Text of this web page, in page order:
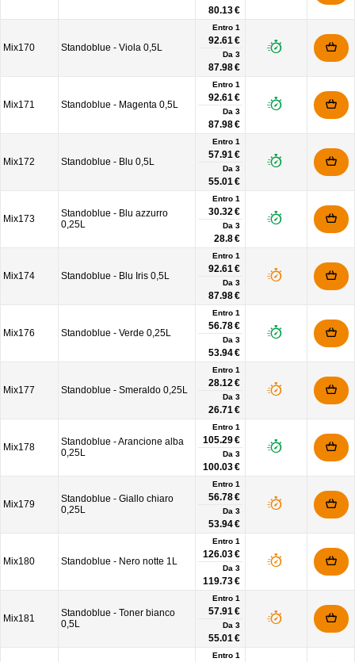
80.13 €
Mix170 Standoblue - Viola 0,5L
Entro 1
92.61 €
Da 3
87.98 €
Mix171 Standoblue - Magenta 0,5L
Entro 1
92.61 €
Da 3
87.98 €
Mix172 Standoblue - Blu 0,5L
Entro 1
57.91 €
Da 3
55.01 €
Mix173
Standoblue - Blu azzurro
0,25L
Entro 1
30.32 €
Da 3
28.8 €
Mix174 Standoblue - Blu Iris 0,5L
Entro 1
92.61 €
Da 3
87.98 €
Mix176 Standoblue - Verde 0,25L
Entro 1
56.78 €
Da 3
53.94 €
Mix177 Standoblue - Smeraldo 0,25L
Entro 1
28.12 €
Da 3
26.71 €
Mix178
Standoblue - Arancione alba
0,25L
Entro 1
105.29 €
Da 3
100.03 €
Mix179
Standoblue - Giallo chiaro
0,25L
Entro 1
56.78 €
Da 3
53.94 €
Mix180 Standoblue - Nero notte 1L
Entro 1
126.03 €
Da 3
119.73 €
Mix181
Standoblue - Toner bianco
0,5L
Entro 1
57.91 €
Da 3
55.01 €
Entro 1